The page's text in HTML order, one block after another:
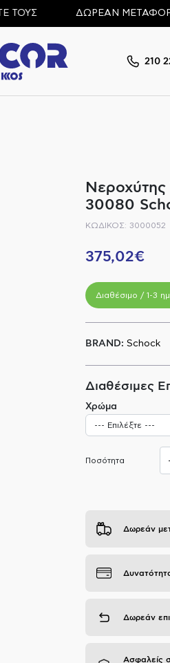
ΔΩΡΕΑΝ ΜΕΤΑΦΟΡΙΚΑ
210
30080
ΚΩΔΙΚΟΣ: 3000052
375,02€
Διαθέσιμο / 1-3
BRAND: Schock
Διαθέσιμες
Χρώμα
Ποσότητα
Δωρεάν
Δωρεάν
Ασφαλείς